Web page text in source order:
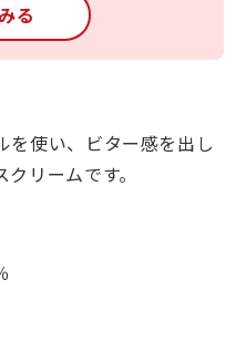
る
を使い、ビター感を出し
リームです。